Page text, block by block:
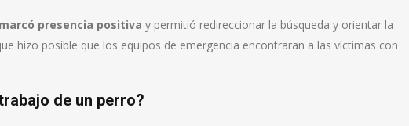
marcó presencia positiva y permitió redireccionar la búsqueda y orientar la
hizo posible que los equipos de emergencia encontraran a las víctimas con
de un perro?